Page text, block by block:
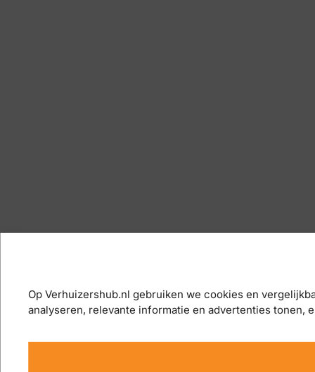
Op Verhuizershub.nl gebruiken we cookies en
analyseren, relevante informatie en advertenties